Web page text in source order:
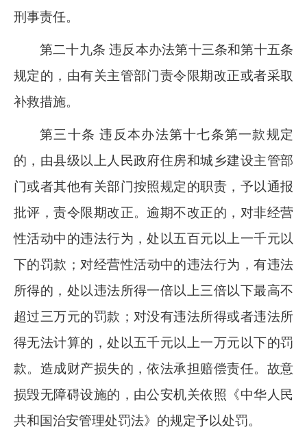
刑事责任。
第二十九条 违反本办法第十三条和第十五条
规定的，由有关主管部门责令限期改正或者采取
补救措施。
第三十条 违反本办法第十七条第一款规定
的，由县级以上人民政府住房和城乡建设主管部
门或者其他有关部门按照规定的职责，予以通报
批评，责令限期改正。逾期不改正的，对非经营
性活动中的违法行为，处以五百元以上一千元以
下的罚款；对经营性活动中的违法行为，有违法
所得的，处以违法所得一倍以上三倍以下最高不
超过三万元的罚款；对没有违法所得或者违法所
得无法计算的，处以五千元以上一万元以下的罚
款。造成财产损失的，依法承担赔偿责任。故意
损毁无障碍设施的，由公安机关依照《中华人民
共和国治安管理处罚法》的规定予以处罚。